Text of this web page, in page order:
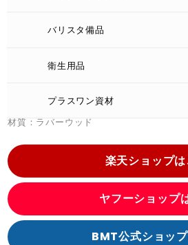
バリスタ備品
衛生用品
プラスワン資材
木目を生かした高級感漂うウッドディス
にくい商品です。 この商品は木材固有の
箱サイズ：240mm x 345mm x 330mm
材質：ラバーウッド
楽天ショップ
ヤフーショップ
BMT公式ショッ